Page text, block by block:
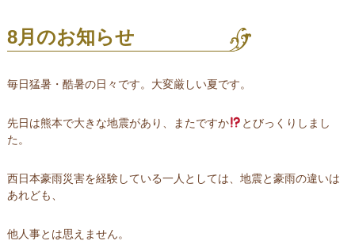
ス
キ
8月のお知らせ
毎日猛暑・酷暑の日々です。大変厳しい夏です。
先日は熊本で大きな地震があり、またですか
とびっくりしまし
た。
西日本豪雨災害を経験している一人としては、地震と豪雨の違いは
あれども、
他人事とは思えません。